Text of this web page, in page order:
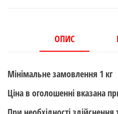
ОПИС
Мінімальне замовлення 1 кг
Ціна в оголошенні вказана